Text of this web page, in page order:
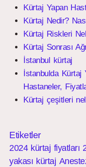
Kürtaj Yapan
Kürtaj Nedir?
Kürtaj Riskleri
Kürtaj Sonrası
İstanbul kürtaj
İstanbulda Kürtaj
Hastaneler,
Kürtaj çeşitleri
Etiketler
2024 kürtaj fiyatları
yakası kürtaj